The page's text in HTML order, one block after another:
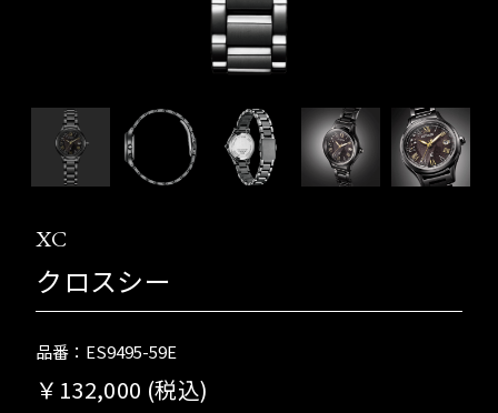
XC
クロスシー
品番：ES9495-59E
￥132,000 (税込)